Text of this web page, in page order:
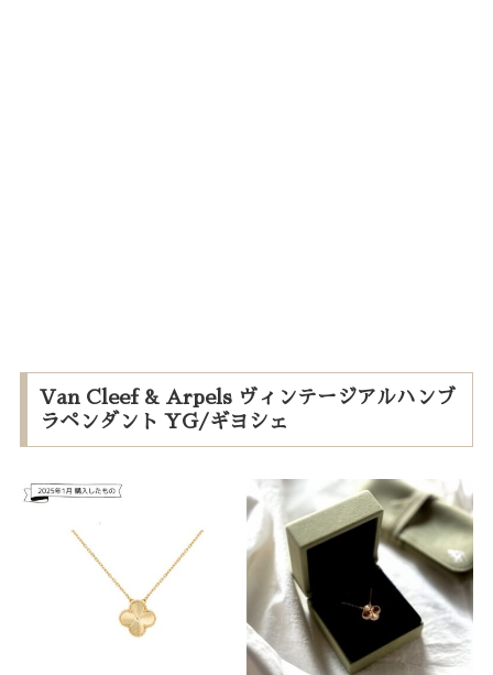
Van Cleef & Arpels ヴィンテージアルハンブ
ラペンダント YG/ギヨシェ